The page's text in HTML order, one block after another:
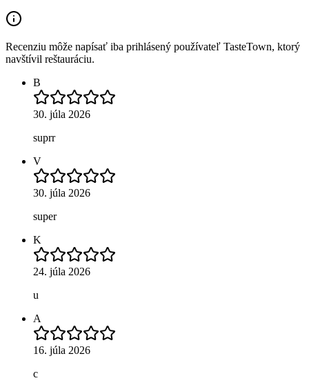
Recenziu môže napísať iba prihlásený používateľ TasteTown, ktorý
navštívil reštauráciu.
B
30. júla 2026
suprr
V
30. júla 2026
super
K
24. júla 2026
u
A
16. júla 2026
c